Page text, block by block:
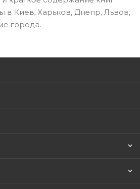
в Киев, Харьков, Днепр, Львов,
города.